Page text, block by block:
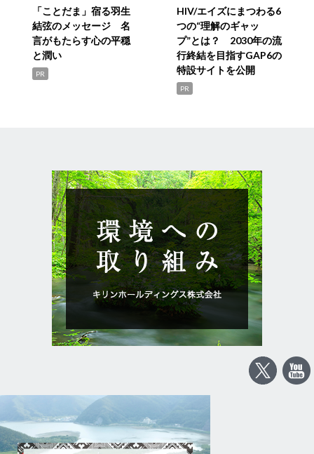
「ことだま」宿る羽生
結弦のメッセージ 名
言がもたらす心の平穏
と潤い
PR
HIV/エイズにまつわる6
つの“理解のギャッ
プ”とは？ 2030年の流
行終結を目指すGAP6の
特設サイトを公開
PR